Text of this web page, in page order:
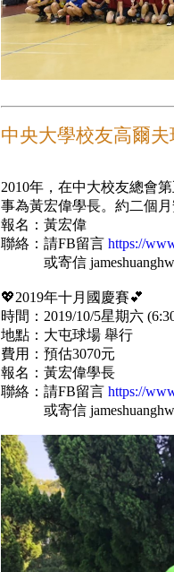
中央大學校友高爾夫
2010年，在中大校友總會
事為黃宏偉學長。約二個
報名：黃宏偉
聯絡：請FB留言 https://
或寄信
💖2019年十月國慶賽💕
時間：2019/10/5星期六
地點：大屯球場 舉行
費用：預估3070元
報名：黃宏偉學長
聯絡：請FB留言 https://
或寄信